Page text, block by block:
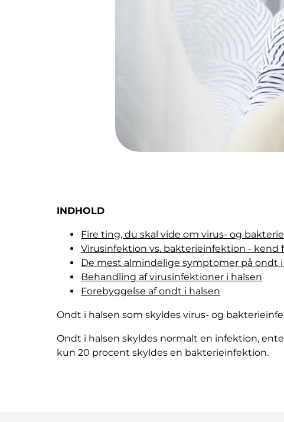
INDHOLD
Fire ting, du skal vide om virus- og
Virusinfektion vs. bakterieinfektion - kend
De mest almindelige symptomer på ondt
Behandling af virusinfektioner i halsen
Forebyggelse af ondt i halsen
Ondt i halsen som skyldes virus- og
Ondt i halsen skyldes normalt en infektion,
kun 20 procent skyldes en bakterieinfektion.